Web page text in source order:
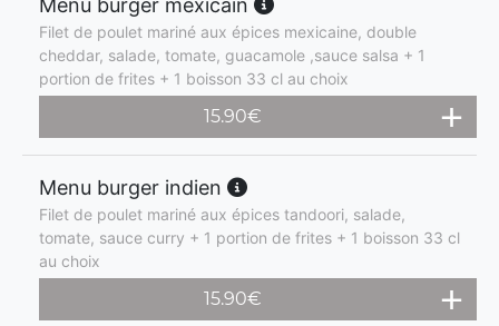
Menu burger mexicain
Filet de poulet mariné aux épices mexicaine, double
cheddar, salade, tomate, guacamole ,sauce salsa + 1
portion de frites + 1 boisson 33 cl au choix
15.90€
Menu burger indien
Filet de poulet mariné aux épices tandoori, salade,
tomate, sauce curry + 1 portion de frites + 1 boisson 33 cl
au choix
15.90€